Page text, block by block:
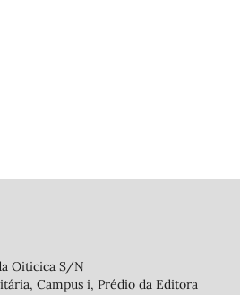
Oiticica S/N
Campus i, Prédio da Editora